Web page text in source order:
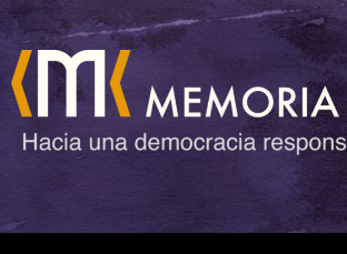
Saltar
al
contenido